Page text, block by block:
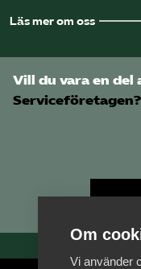
Läs mer om oss
Vill du vara en del
Serviceföretagen?
Om
Vi använder